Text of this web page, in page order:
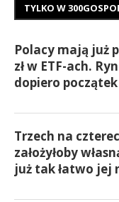
TYLKO W
Polacy mają już
zł w ETF-ach.
dopiero
Trzech na
założyłoby
już tak łatwo jej